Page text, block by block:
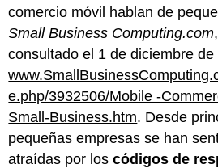
comercio móvil hablan de
Small Business Computing.com
consultado el 1 de diciembre de
e.php/3932506/Mobile -
Small-Business.htm. Desde
pequeñas empresas se han
atraídas por loscódigos de